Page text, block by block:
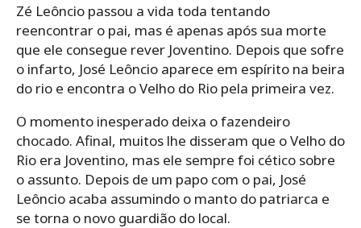
Zé Leôncio passou a vida toda tentando
reencontrar o pai, mas é apenas após sua morte
que ele consegue rever Joventino. Depois que sofre
o infarto, José Leôncio aparece em espírito na beira
do rio e encontra o Velho do Rio pela primeira vez.
O momento inesperado deixa o fazendeiro
chocado. Afinal, muitos lhe disseram que o Velho do
Rio era Joventino, mas ele sempre foi cético sobre
o assunto. Depois de um papo com o pai, José
Leôncio acaba assumindo o manto do patriarca e
se torna o novo guardião do local.